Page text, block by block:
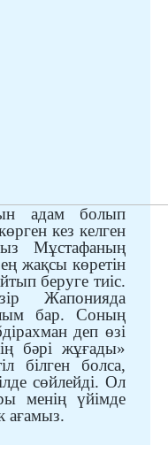
адам болып
кез келген
Мұстафаның
жақсы көретін
беруге тиіс.
Жапонияда
бар. Соның
деп өзі
бәрі жұғады»
білген болса,
сөйлейді. Ол
менің үйімде
ағамыз.